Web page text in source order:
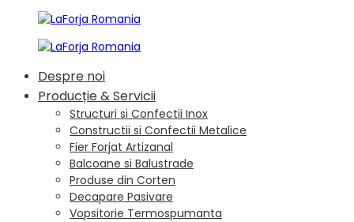
Despre noi
Producție & Servicii
Structuri si Confectii Inox
Constructii si Confectii Metalice
Fier Forjat Artizanal
Balcoane si Balustrade
Produse din Corten
Decapare Pasivare
Vopsitorie Termospumanta